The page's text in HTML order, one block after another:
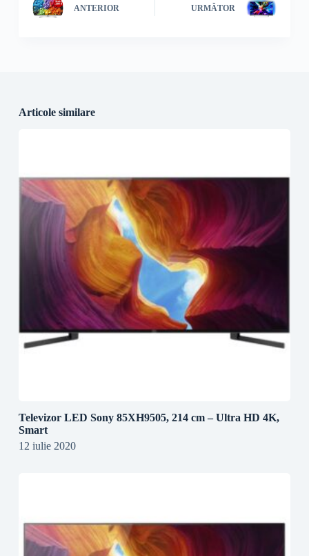
ANTERIOR URMĂTOR
Articole similare
Televizor LED Sony 85XH9505, 214 cm – Ultra HD 4K,
Smart
12 iulie 2020